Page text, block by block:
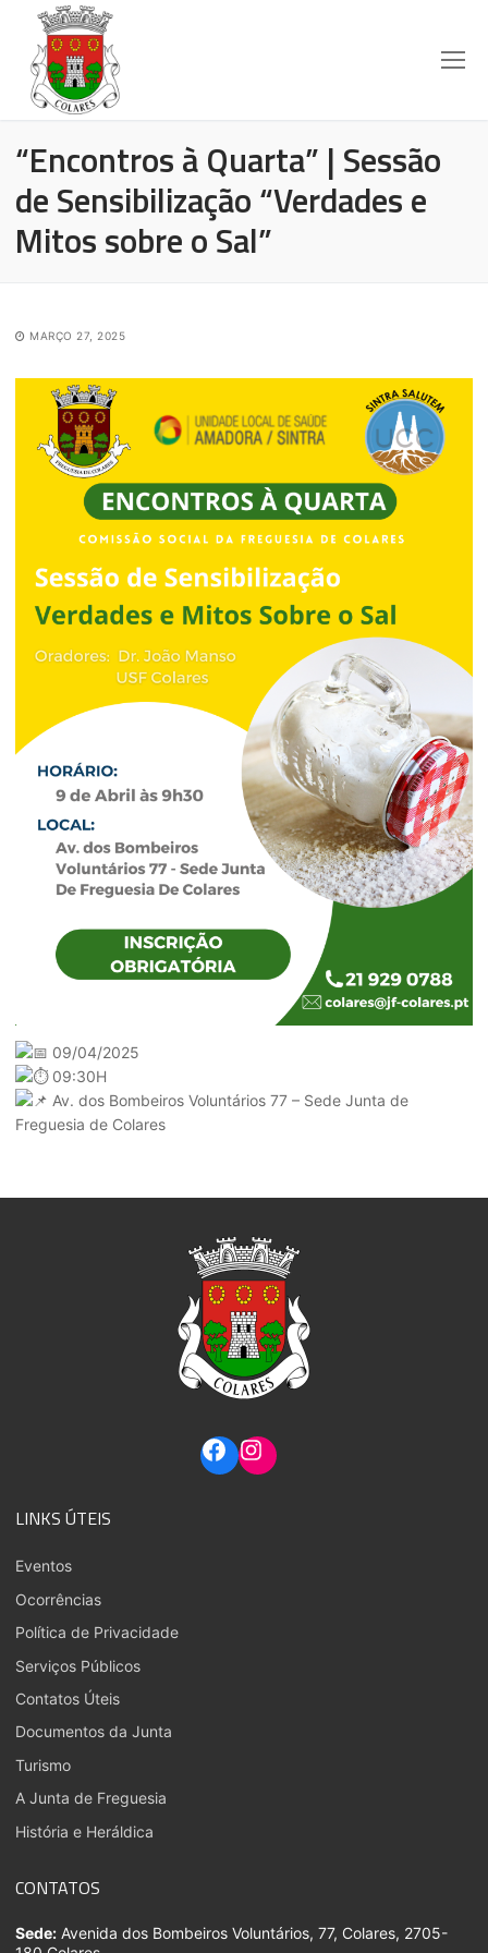
“Encontros à Quarta” | Sessão
de Sensibilização “Verdades e
Mitos sobre o Sal”
MARÇO 27, 2025
09/04/2025
09:30H
Av. dos Bombeiros Voluntários 77 – Sede Junta de
Freguesia de Colares
LINKS ÚTEIS
Eventos
Ocorrências
Política de Privacidade
Serviços Públicos
Contatos Úteis
Documentos da Junta
Turismo
A Junta de Freguesia
História e Heráldica
CONTATOS
Sede: Avenida dos Bombeiros Voluntários, 77, Colares, 2705-